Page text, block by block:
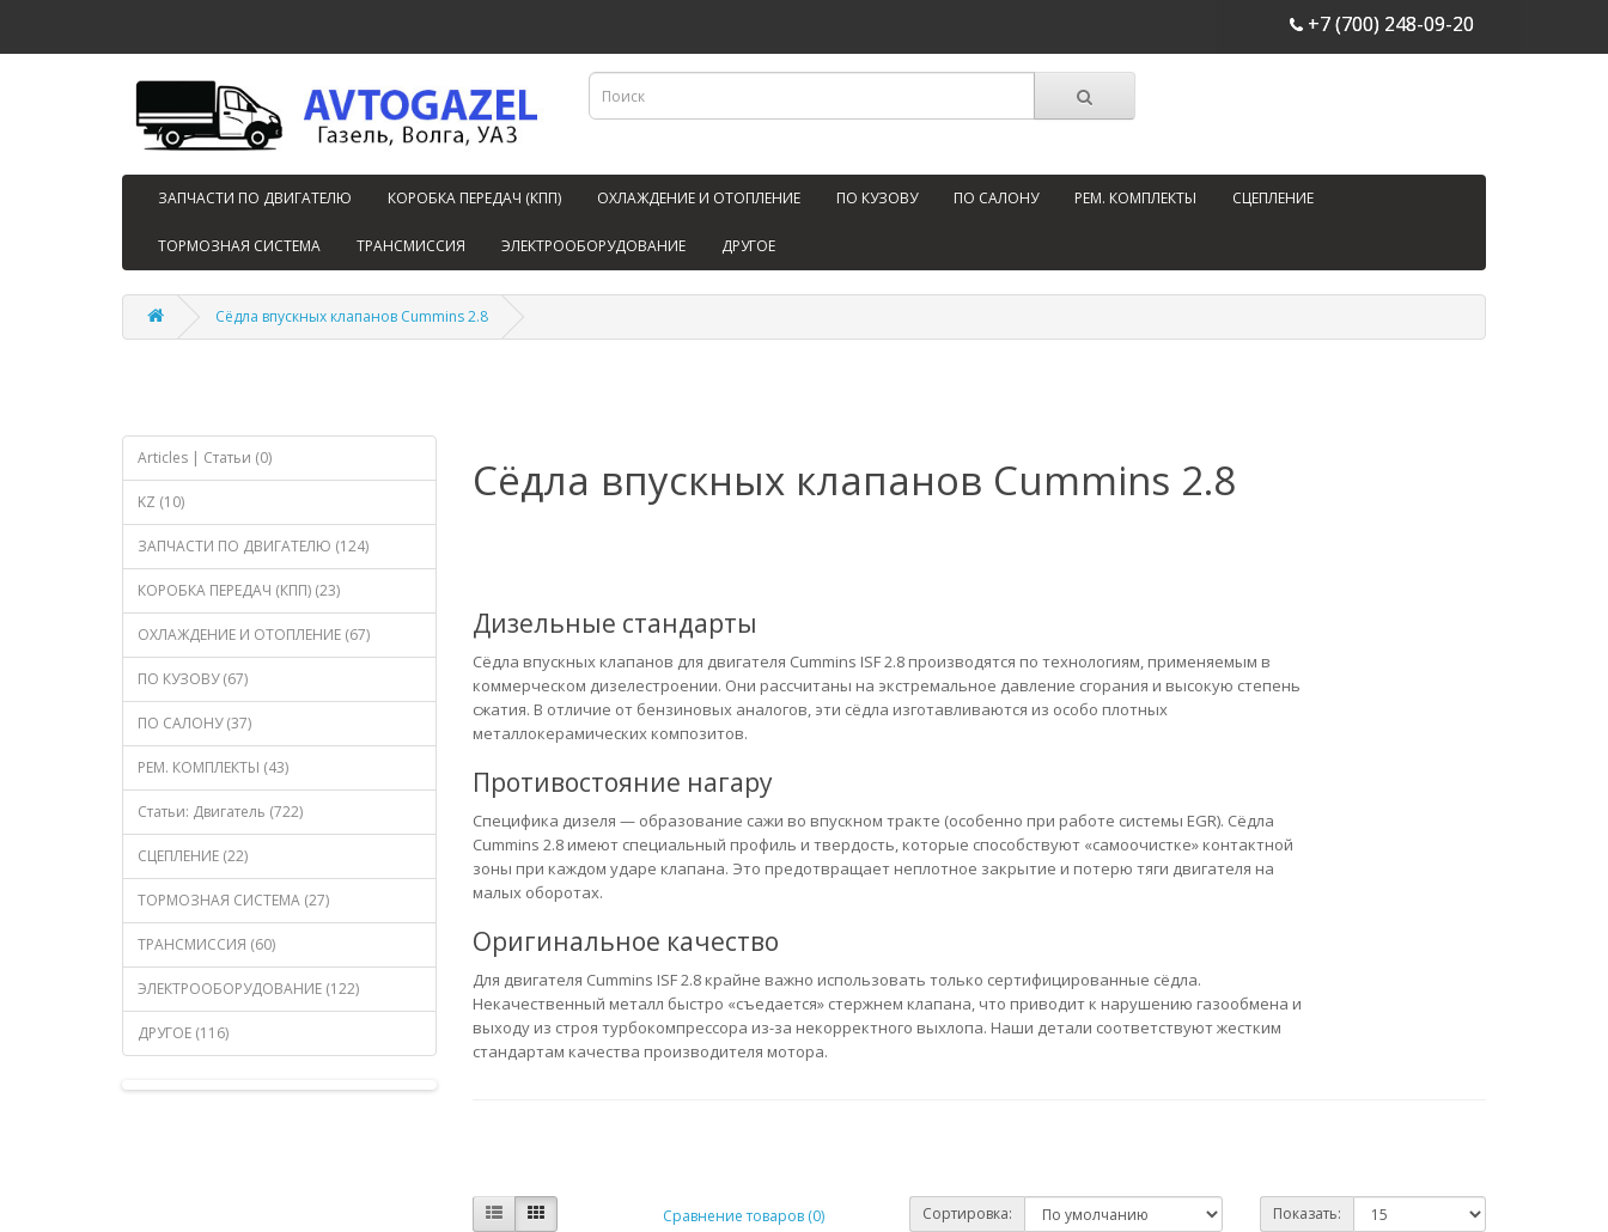
+7 (700) 248-09-20
ЗАПЧАСТИ ПО ДВИГАТЕЛЮ КОРОБКА ПЕРЕДАЧ (КПП) ОХЛАЖДЕНИЕ И ОТОПЛЕНИЕ ПО КУЗОВУ ПО САЛОНУ РЕМ. КОМПЛЕКТЫ СЦЕПЛЕНИЕ
ТОРМОЗНАЯ СИСТЕМА ТРАНСМИССИЯ ЭЛЕКТРООБОРУДОВАНИЕ ДРУГОЕ
Сёдла впускных клапанов Cummins 2.8
Articles | Статьи (0)
KZ (10)
ЗАПЧАСТИ ПО ДВИГАТЕЛЮ (124)
КОРОБКА ПЕРЕДАЧ (КПП) (23)
ОХЛАЖДЕНИЕ И ОТОПЛЕНИЕ (67)
ПО КУЗОВУ (67)
ПО САЛОНУ (37)
РЕМ. КОМПЛЕКТЫ (43)
Статьи: Двигатель (722)
СЦЕПЛЕНИЕ (22)
ТОРМОЗНАЯ СИСТЕМА (27)
ТРАНСМИССИЯ (60)
ЭЛЕКТРООБОРУДОВАНИЕ (122)
ДРУГОЕ (116)
Сёдла впускных клапанов Cummins 2.8
Дизельные стандарты
Сёдла впускных клапанов для двигателя Cummins ISF 2.8 производятся по технологиям, применяемым в
коммерческом дизелестроении. Они рассчитаны на экстремальное давление сгорания и высокую степень
сжатия. В отличие от бензиновых аналогов, эти сёдла изготавливаются из особо плотных
металлокерамических композитов.
Противостояние нагару
Специфика дизеля — образование сажи во впускном тракте (особенно при работе системы EGR). Сёдла
Cummins 2.8 имеют специальный профиль и твердость, которые способствуют «самоочистке» контактной
зоны при каждом ударе клапана. Это предотвращает неплотное закрытие и потерю тяги двигателя на
малых оборотах.
Оригинальное качество
Для двигателя Cummins ISF 2.8 крайне важно использовать только сертифицированные сёдла.
Некачественный металл быстро «съедается» стержнем клапана, что приводит к нарушению газообмена и
выходу из строя турбокомпрессора из-за некорректного выхлопа. Наши детали соответствуют жестким
стандартам качества производителя мотора.
Сравнение товаров (0) Сортировка: Показать: